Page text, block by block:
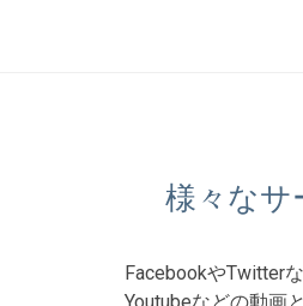
様々なサ
FacebookやTwitter